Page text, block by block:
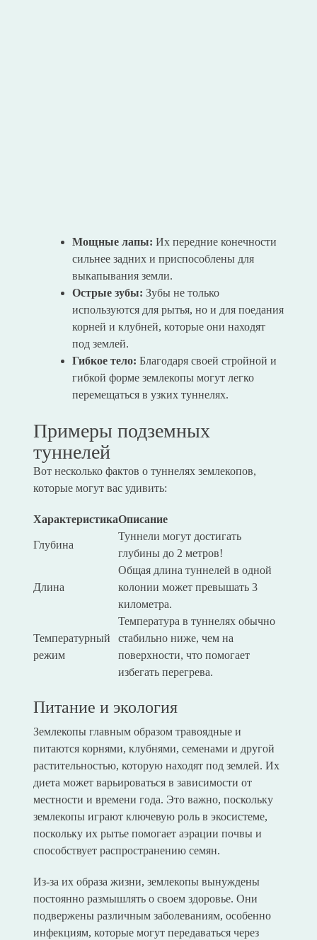
Мощные лапы: Их передние конечности
сильнее задних и приспособлены для
выкапывания земли.
Острые зубы: Зубы не только
используются для рытья, но и для поедания
корней и клубней, которые они находят
под землей.
Гибкое тело: Благодаря своей стройной и
гибкой форме землекопы могут легко
перемещаться в узких туннелях.
Примеры подземных
туннелей
Вот несколько фактов о туннелях землекопов,
которые могут вас удивить:
ХарактеристикаОписание
Глубина
Туннели могут достигать
глубины до 2 метров!
Длина
Общая длина туннелей в одной
колонии может превышать 3
километра.
Температурный
режим
Температура в туннелях обычно
стабильно ниже, чем на
поверхности, что помогает
избегать перегрева.
Питание и экология
Землекопы главным образом травоядные и
питаются корнями, клубнями, семенами и другой
растительностью, которую находят под землей. Их
диета может варьироваться в зависимости от
местности и времени года. Это важно, поскольку
землекопы играют ключевую роль в экосистеме,
поскольку их рытье помогает аэрации почвы и
способствует распространению семян.
Из-за их образа жизни, землекопы вынуждены
постоянно размышлять о своем здоровье. Они
подвержены различным заболеваниям, особенно
инфекциям, которые могут передаваться через